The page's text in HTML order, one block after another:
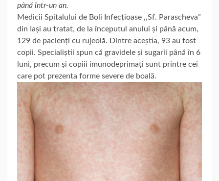
până într-un an.
Medicii Spitalului de Boli Infecțioase ,,Sf. Parascheva”
din Iași au tratat, de la începutul anului și până acum,
129 de pacienți cu rujeolă. Dintre aceștia, 93 au fost
copii. Specialiștii spun că gravidele și sugarii până în 6
luni, precum și copiii imunodeprimați sunt printre cei
care pot prezenta forme severe de boală.